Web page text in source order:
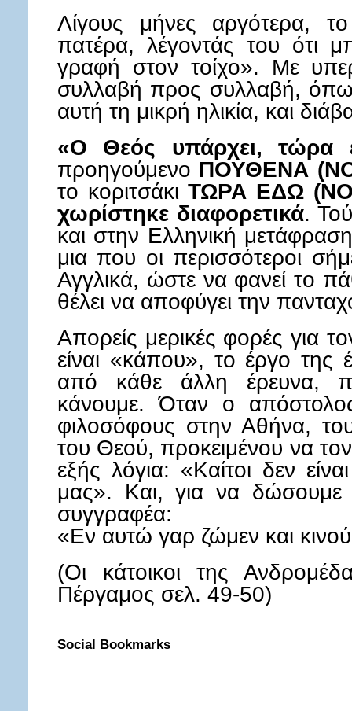
Λίγους μήνες αργότερα,
πατέρα, λέγοντάς του ότι
γραφή στον τοίχο». Με
συλλαβή προς συλλαβή,
αυτή τη μικρή ηλικία, και
«Ο Θεός υπάρχει, τώρα
προηγούμενο ΠΟΥΘΕΝΑ
το κοριτσάκιΤΩΡΑ ΕΔΩ
χωρίστηκε διαφορετικά.
και στην Ελληνική
μια που οι περισσότεροι
Αγγλικά, ώστε να φανεί το
θέλει να αποφύγει την
Απορείς μερικές φορές για
είναι «κάπου», το έργο της
από κάθε άλλη έρευνα,
κάνουμε. Όταν ο
φιλοσόφους στην Αθήνα,
του Θεού, προκειμένου να
εξής λόγια: «Καίτοι δεν
μας». Και, για να δώσουμε
συγγραφέα:
«Εν αυτώ γαρ ζώμεν και
(Οι κάτοικοι της
Πέργαμος σελ. 49-50)
Social Bookmarks